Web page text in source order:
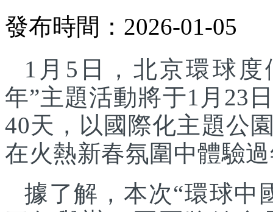
發布時間：2026-01-05
1月5日，北京環球度
年”主題活動將于1月23
40天，以國際化主題公
在火熱新春氛圍中體驗
據了解，本次“環球中